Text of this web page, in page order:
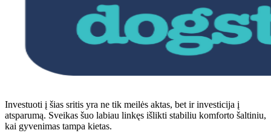
Investuoti į šias sritis yra ne tik meilės aktas, bet ir investicija į
atsparumą. Sveikas šuo labiau linkęs išlikti stabiliu komforto šaltiniu,
kai gyvenimas tampa kietas.